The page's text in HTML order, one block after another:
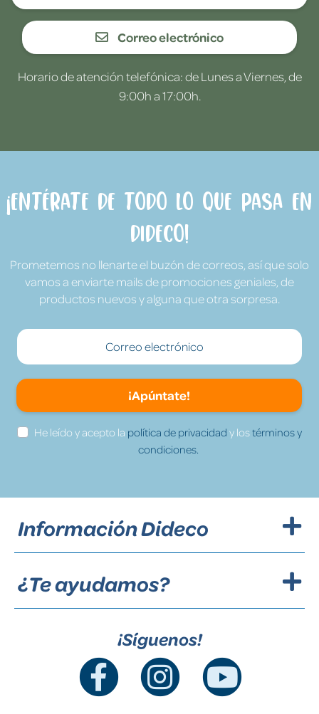
Correo electrónico
Horario de atención telefónica: de Lunes a Viernes, de
9:00h a 17:00h.
¡Entérate de todo lo que pasa en
Dideco!
Prometemos no llenarte el buzón de correos, así que solo
vamos a enviarte mails de promociones geniales, de
productos nuevos y alguna que otra sorpresa.
¡Apúntate!
He leído y acepto la política de privacidad y lostérminos y
condiciones.
Información Dideco
¿Te ayudamos?
¡Síguenos!